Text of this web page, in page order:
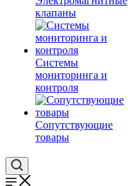
клапаны
Системы
мониторинга и
контроля
Сопутствующие
товары